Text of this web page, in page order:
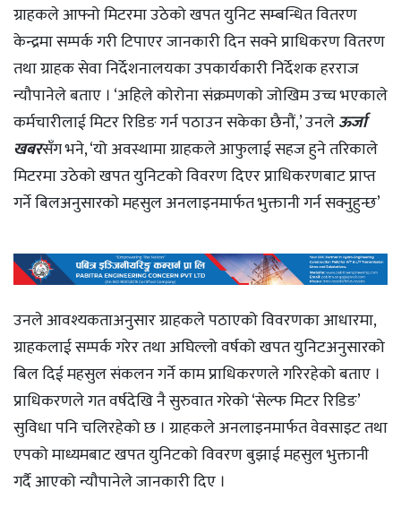
ग्राहकले आफ्नो मिटरमा उठेको खपत युनिट सम्बन्धित वितरण
केन्द्रमा सम्पर्क गरी टिपाएर जानकारी दिन सक्ने प्राधिकरण वितरण
तथा ग्राहक सेवा निर्देशनालयका उपकार्यकारी निर्देशक हरराज
न्यौपानेले बताए । ‘अहिले कोरोना संक्रमणको जोखिम उच्च भएकाले
कर्मचारीलाई मिटर रिडिङ गर्न पठाउन सकेका छैनौं,’ उनलेऊर्जा
खबरसँग भने, ‘यो अवस्थामा ग्राहकले आफुलाई सहज हुने तरिकाले
मिटरमा उठेको खपत युनिटको विवरण दिएर प्राधिकरणबाट प्राप्त
गर्ने बिलअनुसारकाे महसुल अनलाइनमार्फत भुक्तानी गर्न सक्नुहुन्छ’
उनले आवश्यकताअनुसार ग्राहकले पठाएको विवरणका आधारमा,
ग्राहकलाई सम्पर्क गरेर तथा अघिल्लो वर्षको खपत युनिटअनुसारको
बिल दिई महसुल संकलन गर्ने काम प्राधिकरणले गरिरहेको बताए ।
प्राधिकरणले गत वर्षदेखि नै सुरुवात गरेको ‘सेल्फ मिटर रिडिङ’
सुविधा पनि चलिरहेको छ । ग्राहकले अनलाइनमार्फत वेवसाइट तथा
एपको माध्यमबाट खपत युनिटको विवरण बुझाई महसुल भुक्तानी
गर्दै आएको न्यौपानेले जानकारी दिए ।